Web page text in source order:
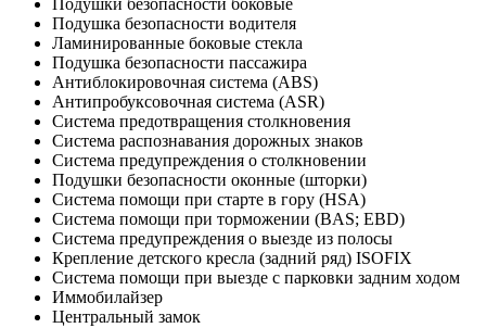
Подушки безопасности боковые
Подушка безопасности водителя
Ламинированные боковые стекла
Подушка безопасности пассажира
Антиблокировочная система (ABS)
Антипробуксовочная система (ASR)
Система предотвращения столкновения
Система распознавания дорожных знаков
Система предупреждения о столкновении
Подушки безопасности оконные (шторки)
Система помощи при старте в гору (HSA)
Система помощи при торможении (BAS; EBD)
Система предупреждения о выезде из полосы
Крепление детского кресла (задний ряд) ISOFIX
Система помощи при выезде с парковки задним ходом
Иммобилайзер
Центральный замок